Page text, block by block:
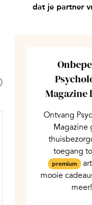
dat je partner
Magazine
Ontvang
Magazine
toegang
premium
mooie
meer!